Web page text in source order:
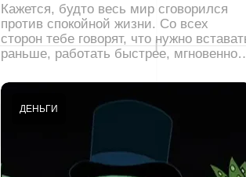
Кажется, будто весь мир сговорился
против спокойной жизни. Со всех
сторон тебе говорят, что нужно
раньше, работать быстрее,
ДЕНЬГИ